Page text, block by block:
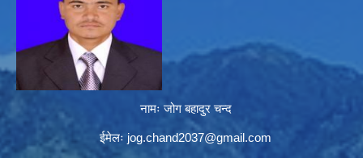
नामः जोग बहादुर चन्द
ईमेलः jog.chand2037@gmail.com